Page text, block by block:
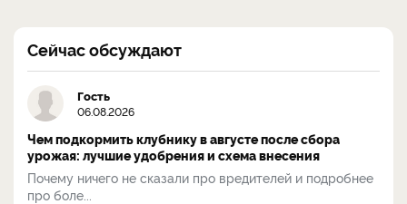
Сейчас обсуждают
Гость
06.08.2026
Чем подкормить клубнику в августе после сбора
урожая: лучшие удобрения и схема внесения
Почему ничего не сказали про вредителей и подробнее
про боле...